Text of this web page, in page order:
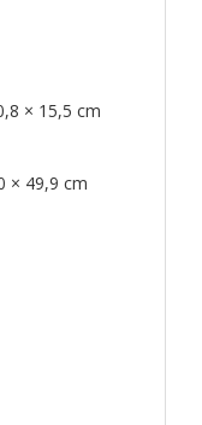
× 15,5 cm
× 49,9 cm